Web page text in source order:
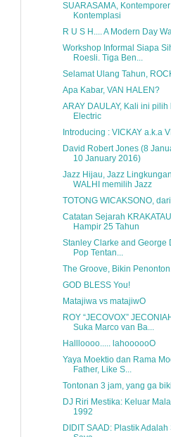
SUARASAMA, Kontemporer
Kontemplasi
R U S H.... A Modern Day
Workshop Informal Siapa
Roesli. Tiga Ben...
Selamat Ulang Tahun,
Apa Kabar, VAN HALEN?
ARAY DAULAY, Kali ini pilih
Electric
Introducing : VICKAY a.k.a
David Robert Jones (8
10 January 2016)
Jazz Hijau, Jazz
WALHI memilih Jazz
TOTONG WICAKSONO,
Catatan Sejarah
Hampir 25 Tahun
Stanley Clarke and George
Pop Tentan...
The Groove, Bikin
GOD BLESS You!
Matajiwa vs matajiwO
ROY “JECOVOX”
Suka Marco van Ba...
Hallloooo..... lahoooooO
Yaya Moektio dan Rama
Father, Like S...
Tontonan 3 jam, yang ga
DJ Riri Mestika: Keluar
1992
DIDIT SAAD: Plastik